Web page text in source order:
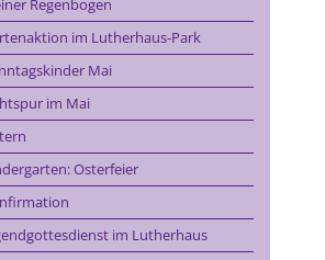
Regenbogen
im Lutherhaus-Park
Mai
im Mai
Osterfeier
im Lutherhaus